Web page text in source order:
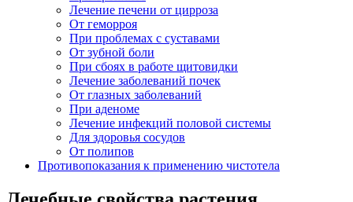
Лечение печени от цирроза
От геморроя
При проблемах с суставами
От зубной боли
При сбоях в работе щитовидки
Лечение заболеваний почек
От глазных заболеваний
При аденоме
Лечение инфекций половой системы
Для здоровья сосудов
От полипов
Противопоказания к применению чистотела